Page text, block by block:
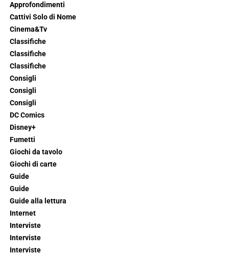
Approfondimenti
Cattivi Solo di Nome
Cinema&Tv
Classifiche
Classifiche
Classifiche
Consigli
Consigli
Consigli
DC Comics
Disney+
Fumetti
Giochi da tavolo
Giochi di carte
Guide
Guide
Guide alla lettura
Internet
Interviste
Interviste
Interviste